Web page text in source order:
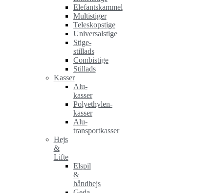
Elefantskammel
Multistiger
Teleskopstige
Universalstige
Stige-
stillads
Combistige
Stillads
Kasser
Alu-
kasser
Polyethylen-
kasser
Alu-
transportkasser
Hejs
&
Lifte
Elspil
&
håndhejs